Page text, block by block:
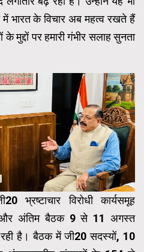
में भारत के विचार अब महत्व रखते हैं
मुद्दों पर हमारी गंभीर सलाह सुनता
भ्रष्टाचार विरोधी कार्यसमूह
और अंतिम बैठक 9 से 11 अगस्त
है। बैठक में जी20 सदस्यों, 10